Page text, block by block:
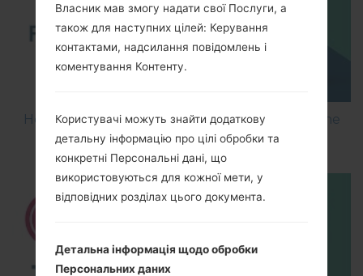
How to Flash Stock Firmware on LG Smartphone
using LG UP?
Власник мав змогу надати свої Послуги, а
також для наступних цілей: Керування
контактами, надсилання повідомлень і
коментування Контенту.
Користувачі можуть знайти додаткову
детальну інформацію про цілі обробки та
конкретні Персональні дані, що
використовуються для кожної мети, у
відповідних розділах цього документа.
Детальна інформація щодо обробки
Персональних даних